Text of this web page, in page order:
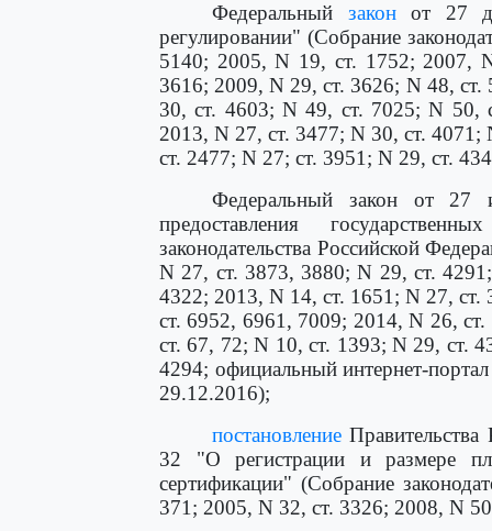
Федеральный законот 27
регулировании" (Собрание
5140; 2005, N 19, ст. 1752; 2007,
3616; 2009, N 29, ст. 3626; N 48,
30, ст. 4603; N 49, ст. 7025; N 50,
2013, N 27, ст. 3477; N 30, ст.
ст. 2477; N 27; ст. 3951; N 29, ст.
Федеральный закон от
предоставления
законодательства Российской
N 27, ст. 3873, 3880; N 29, ст.
4322; 2013, N 14, ст. 1651; N 27,
ст. 6952, 6961, 7009; 2014, N 26,
ст. 67, 72; N 10, ст. 1393; N 29, ст.
4294; официальный интернет-
29.12.2016);
постановление
32 "О регистрации и размере
сертификации" (Собрание
371; 2005, N 32, ст. 3326; 2008, N